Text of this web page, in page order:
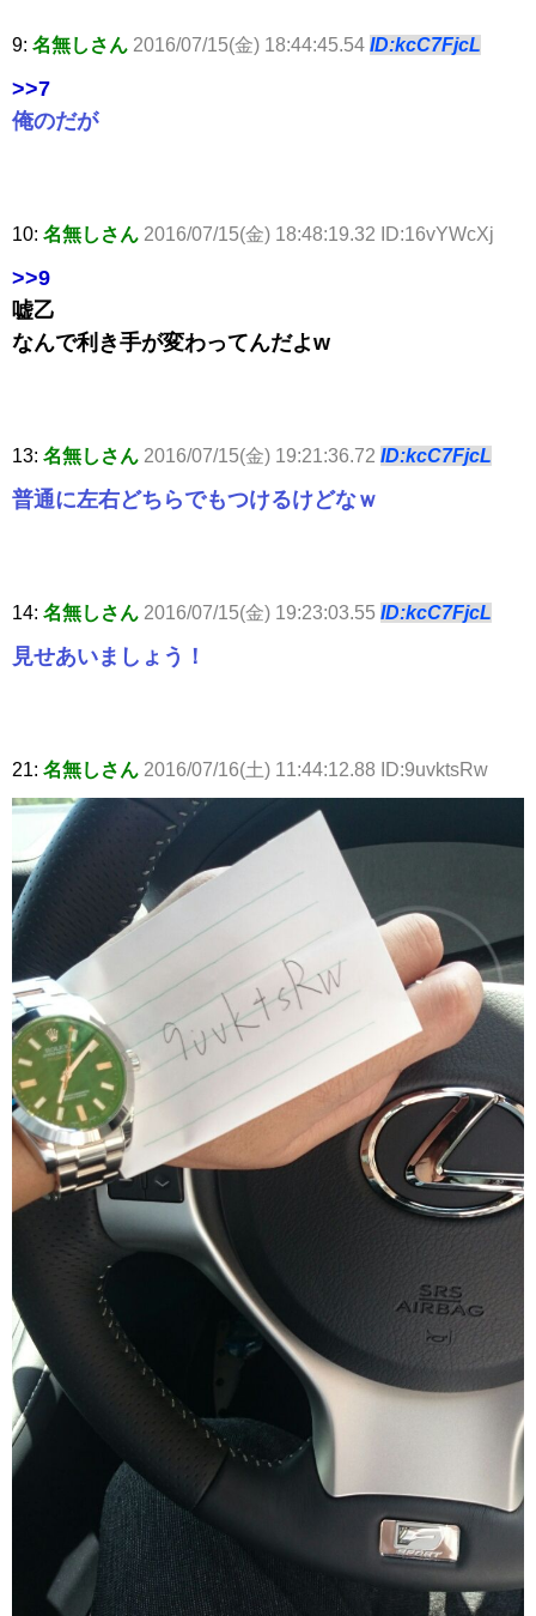
9: 名無しさん 2016/07/15(金) 18:44:45.54 ID:kcC7FjcL
>>7
俺のだが
10: 名無しさん 2016/07/15(金) 18:48:19.32 ID:16vYWcXj
>>9
嘘乙
なんで利き手が変わってんだよw
13: 名無しさん 2016/07/15(金) 19:21:36.72 ID:kcC7FjcL
普通に左右どちらでもつけるけどなｗ
14: 名無しさん 2016/07/15(金) 19:23:03.55 ID:kcC7FjcL
見せあいましょう！
21: 名無しさん 2016/07/16(土) 11:44:12.88 ID:9uvktsRw